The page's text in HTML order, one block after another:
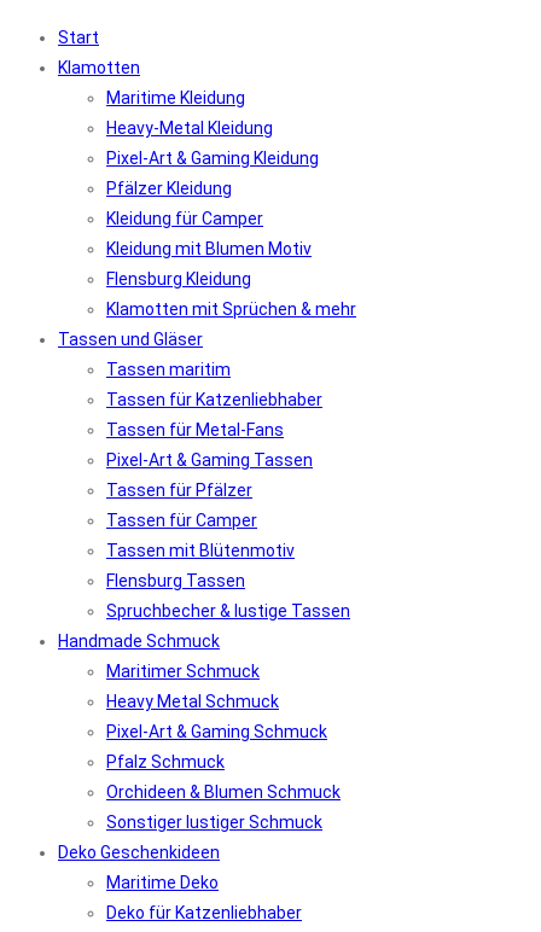
Start
Klamotten
Maritime Kleidung
Heavy-Metal Kleidung
Pixel-Art & Gaming Kleidung
Pfälzer Kleidung
Kleidung für Camper
Kleidung mit Blumen Motiv
Flensburg Kleidung
Klamotten mit Sprüchen & mehr
Tassen und Gläser
Tassen maritim
Tassen für Katzenliebhaber
Tassen für Metal-Fans
Pixel-Art & Gaming Tassen
Tassen für Pfälzer
Tassen für Camper
Tassen mit Blütenmotiv
Flensburg Tassen
Spruchbecher & lustige Tassen
Handmade Schmuck
Maritimer Schmuck
Heavy Metal Schmuck
Pixel-Art & Gaming Schmuck
Pfalz Schmuck
Orchideen & Blumen Schmuck
Sonstiger lustiger Schmuck
Deko Geschenkideen
Maritime Deko
Deko für Katzenliebhaber